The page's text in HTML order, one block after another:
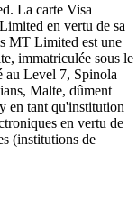
La carte Visa
en vertu de sa
MT Limited est une
immatriculée sous le
au Level 7, Spinola
Malte, dûment
en tant qu'institution
en vertu de
(institutions de